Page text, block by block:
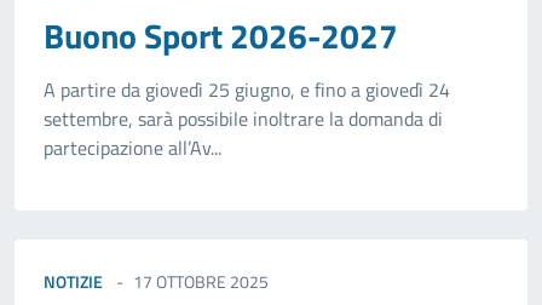
Buono Sport 2026-2027
A partire da giovedì 25 giugno, e fino a giovedì 24
settembre, sarà possibile inoltrare la domanda di
partecipazione all’Av...
NOTIZIE 17 OTTOBRE 2025